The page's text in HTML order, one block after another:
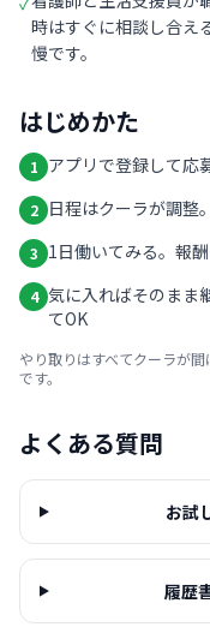
時はすぐに相談し合え
慢です。
はじめかた
1 アプリで登録して応
2 日程はクーラが調整
3 1日働いてみる。報
4 気に入ればそのまま
てOK
やり取りはすべてクーラが
です。
よくある質問
お試
履歴